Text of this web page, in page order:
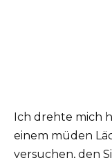
Ich drehte mich
einem müden
versuchen, den